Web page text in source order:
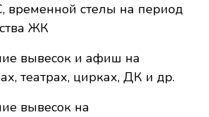
временной стелы на период
ЖК
вывесок и афиш на
театрах, цирках, ДК и др.
вывесок на